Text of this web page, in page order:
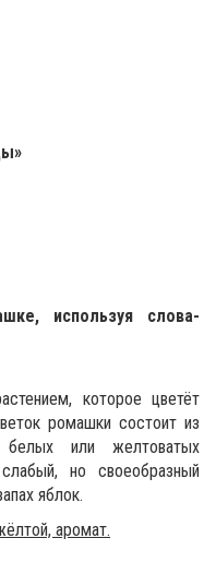
используя слова-
которое цветёт
ромашки состоит из
или желтоватых
но своеобразный
яблок.
аромат.